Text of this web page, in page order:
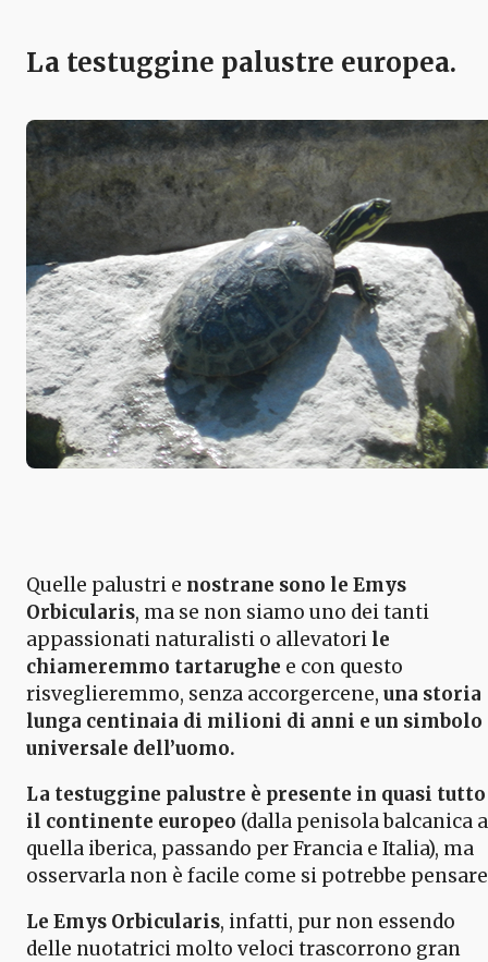
La testuggine palustre europea.
Quelle palustri e nostrane sono le Emys
Orbicularis, ma se non siamo uno dei tanti
appassionati naturalisti o allevatori le
chiameremmo tartarughe e con questo
risveglieremmo, senza accorgercene, una storia
lunga centinaia di milioni di anni e un simbolo
universale dell’uomo.
La testuggine palustre è presente in quasi tutto
il continente europeo (dalla penisola balcanica a
quella iberica, passando per Francia e Italia), ma
osservarla non è facile come si potrebbe
Le Emys Orbicularis, infatti, pur non essendo
delle nuotatrici molto veloci trascorrono gran